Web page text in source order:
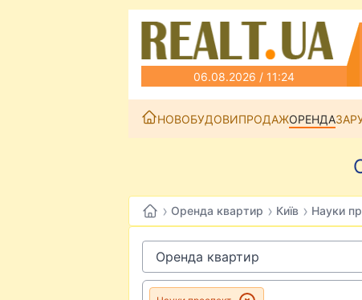
06.08.2026 / 11:24
НОВОБУДОВИПРОДАЖОРЕНДА
› Оренда квартир › Київ › Науки